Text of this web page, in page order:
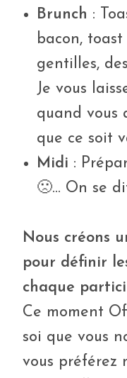
Brunch :
bacon,
gentilles,
Je vous
quand vous
que ce soit
Midi :
🙁… On se
Nous créons
pour définir
chaque
Ce moment
soi que vous
vous préférez